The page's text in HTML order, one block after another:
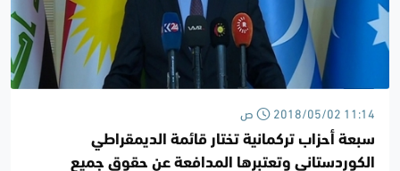
2018/05/02 11:14 ص
سبعة أحزاب تركمانية تختار قائمة الديمقراطي
الكوردستاني وتعتبرها المدافعة عن حقوق جميع